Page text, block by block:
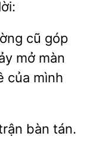
cũ góp
mở màn
mình
bàn